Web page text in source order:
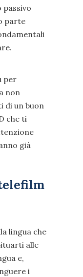
parte
per
non
di un buon
che ti
già
lingua che
alle
e,
i